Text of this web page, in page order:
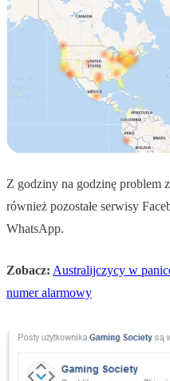
Z godziny na godzinę problem
również pozostałe serwisy
WhatsApp.
Zobacz: Australijczycy w
numer alarmowy